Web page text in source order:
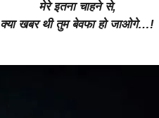
मेरे इतना चाहने से,
क्या खबर थी तुम बेवफा हो जाओगे…!